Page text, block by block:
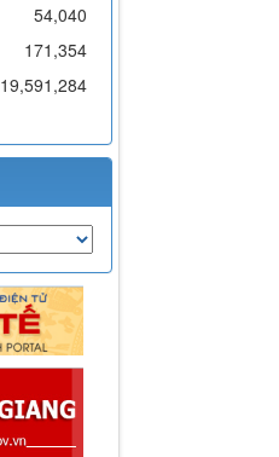
54,040
171,354
19,591,284